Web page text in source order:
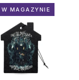
MAGAZYNIE